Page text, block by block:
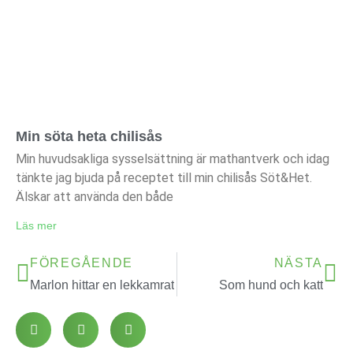
Min söta heta chilisås
Min huvudsakliga sysselsättning är mathantverk och idag
tänkte jag bjuda på receptet till min chilisås Söt&Het.
Älskar att använda den både
Läs mer
FÖREGÅENDE
Marlon hittar en lekkamrat
NÄSTA
Som hund och katt